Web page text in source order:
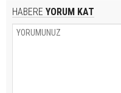
HABERE YORUM KAT